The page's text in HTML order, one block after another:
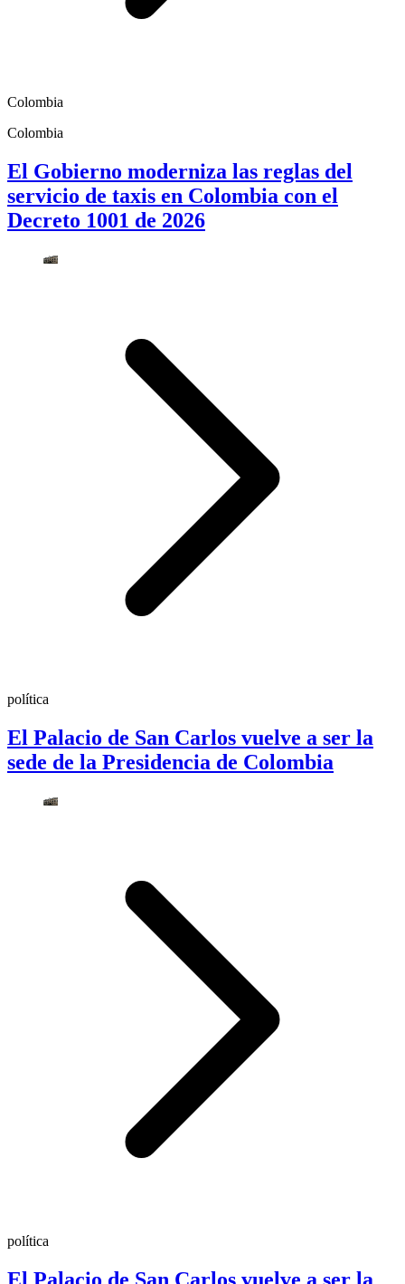
Colombia
Colombia
El Gobierno moderniza las reglas del
servicio de taxis en Colombia con el
Decreto 1001 de 2026
política
El Palacio de San Carlos vuelve a ser la
sede de la Presidencia de Colombia
política
El Palacio de San Carlos vuelve a ser la